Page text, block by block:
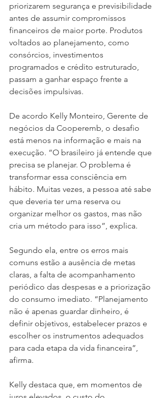
priorizarem segurança e previsibilidade
antes de assumir compromissos
financeiros de maior porte. Produtos
voltados ao planejamento, como
consórcios, investimentos
programados e crédito estruturado,
passam a ganhar espaço frente a
decisões impulsivas.
De acordo Kelly Monteiro, Gerente de
negócios da Cooperemb, o desafio
está menos na informação e mais na
execução. “O brasileiro já entende que
precisa se planejar. O problema é
transformar essa consciência em
hábito. Muitas vezes, a pessoa até sabe
que deveria ter uma reserva ou
organizar melhor os gastos, mas não
cria um método para isso”, explica.
Segundo ela, entre os erros mais
comuns estão a ausência de metas
claras, a falta de acompanhamento
periódico das despesas e a priorização
do consumo imediato. “Planejamento
não é apenas guardar dinheiro, é
definir objetivos, estabelecer prazos e
escolher os instrumentos adequados
para cada etapa da vida financeira”,
afirma.
Kelly destaca que, em momentos de